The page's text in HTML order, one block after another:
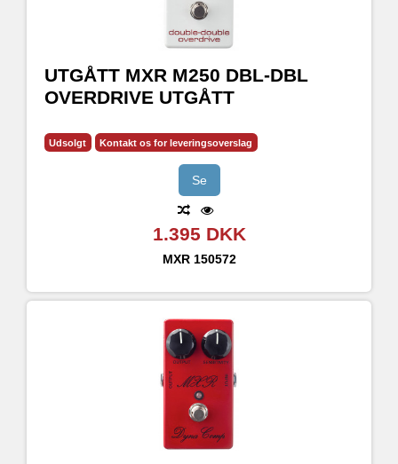
UTGÅTT MXR M250 DBL-DBL
OVERDRIVE UTGÅTT
Udsolgt Kontakt os for leveringsoverslag
Se
1.395 DKK
MXR 150572